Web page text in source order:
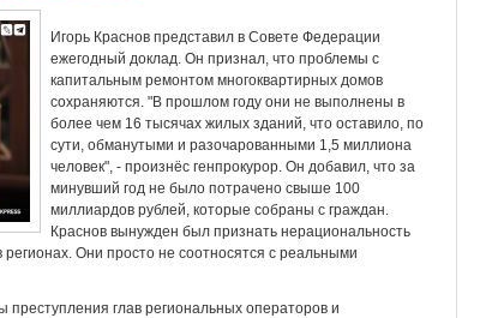
Игорь Краснов представил в Совете Федерации
ежегодный доклад. Он признал, что проблемы с
капитальным ремонтом многоквартирных домов
сохраняются. "В прошлом году они не выполнены в
более чем 16 тысячах жилых зданий, что оставило, по
сути, обманутыми и разочарованными 1,5 миллиона
человек", - произнёс генпрокурор. Он добавил, что за
минувший год не было потрачено свыше 100
миллиардов рублей, которые собраны с граждан.
Краснов вынужден был признать нерациональность
Они просто не соотносятся с реальными
глав региональных операторов и